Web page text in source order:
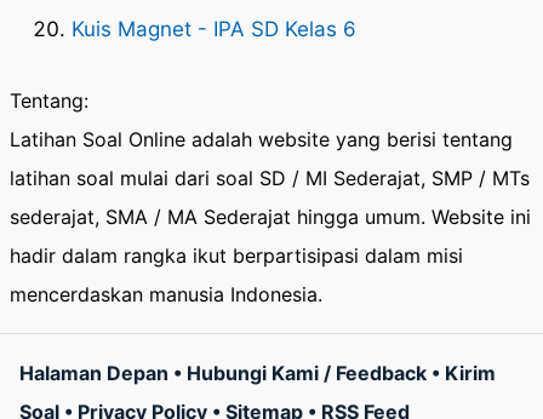
Kuis Magnet - IPA SD Kelas 6
Tentang:
Latihan Soal Online adalah website yang berisi tentang
latihan soal mulai dari soal SD / MI Sederajat, SMP / MTs
sederajat, SMA / MA Sederajat hingga umum. Website ini
hadir dalam rangka ikut berpartisipasi dalam misi
mencerdaskan manusia Indonesia.
Halaman Depan • Hubungi Kami / Feedback • Kirim
Soal • Privacy Policy • Sitemap • RSS Feed